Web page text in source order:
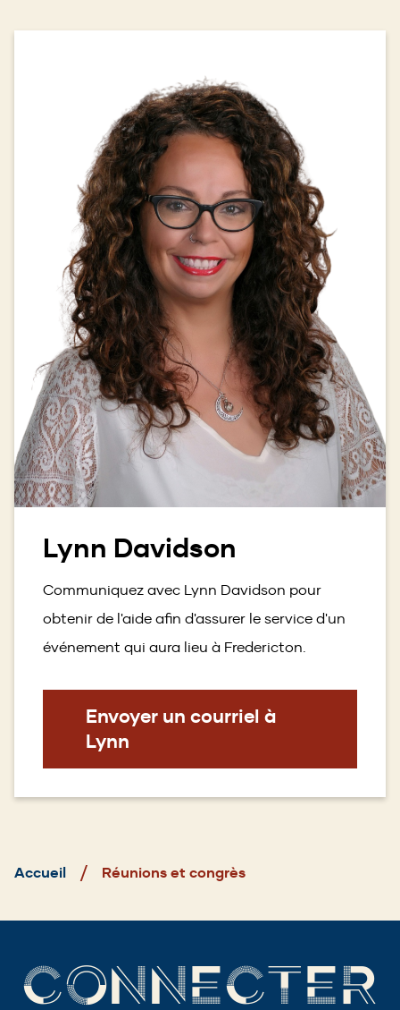
Lynn Davidson
Communiquez avec Lynn Davidson pour
obtenir de l'aide afin d'assurer le service d'un
événement qui aura lieu à Fredericton.
Envoyer un courriel à
Lynn
d'Ariane
Accueil Réunions et congrès
CONNECTER